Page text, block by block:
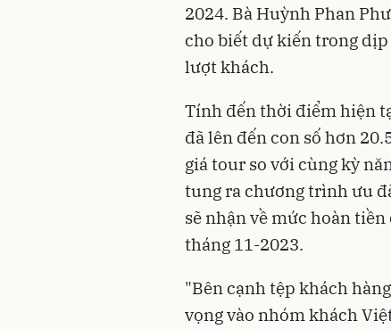
2024. Bà Huỳnh Phan
cho biết dự kiến trong dịp
lượt khách.
Tính đến thời điểm hiện
đã lên đến con số hơn
giá tour so với cùng kỳ
tung ra chương trình ưu
sẽ nhận về mức hoàn
tháng 11-2023.
"Bên cạnh tệp khách
vọng vào nhóm khách